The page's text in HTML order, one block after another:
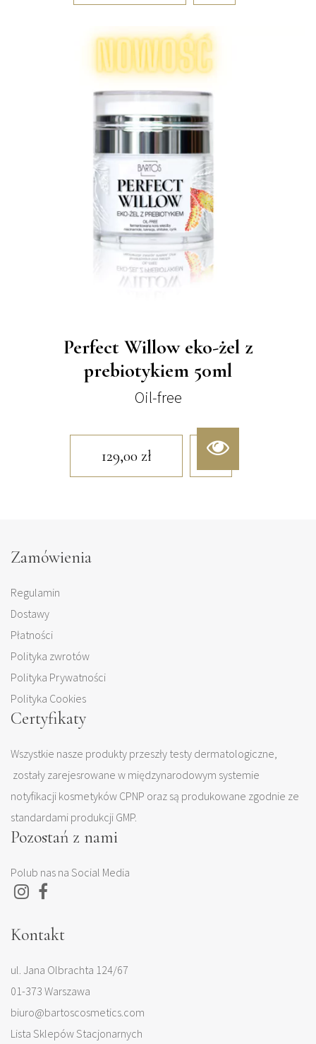
Perfect Willow eko-żel z
prebiotykiem 50ml
Oil-free
129,00 zł
Zamówienia
Regulamin
Dostawy
Płatności
Polityka zwrotów
Polityka Prywatności
Polityka Cookies
Certyfikaty
Wszystkie nasze produkty przeszły testy dermatologiczne,
zostały zarejesrowane w międzynarodowym systemie
notyfikacji kosmetyków CPNP oraz są produkowane zgodnie ze
standardami produkcji GMP.
Pozostań z nami
Polub nas na Social Media
Kontakt
ul. Jana Olbrachta 124/67
01-373 Warszawa
biuro@bartoscosmetics.com
Lista Sklepów Stacjonarnych